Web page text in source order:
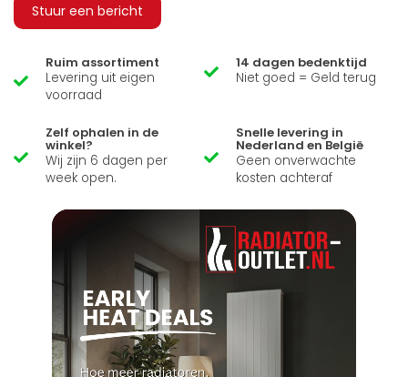
Stuur een bericht
Ruim assortiment
Levering uit eigen
voorraad
14 dagen bedenktijd
Niet goed = Geld terug
Zelf ophalen in de
winkel?
Wij zijn 6 dagen per
week open.
Snelle levering in
Nederland en België
Geen onverwachte
kosten achteraf